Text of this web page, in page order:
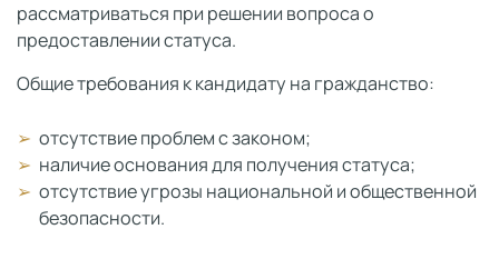
рассматриваться при решении вопроса о
предоставлении статуса.
Общие требования к кандидату на гражданство:
отсутствие проблем с законом;
наличие основания для получения статуса;
отсутствие угрозы национальной и общественной
безопасности.